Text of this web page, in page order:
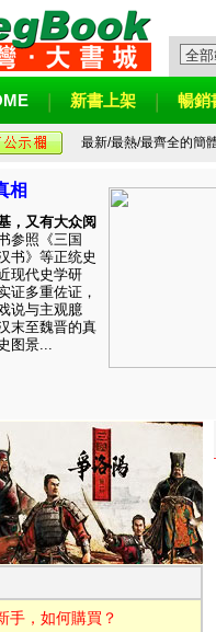
新書上架 暢銷
最新/最熱/最齊全的簡
相
，又有大众阅
参照《三国
书》等正统史
现代史学研
证多重佐证，
说与主观臆
末至魏晋的真
图景...
手，如何購買？